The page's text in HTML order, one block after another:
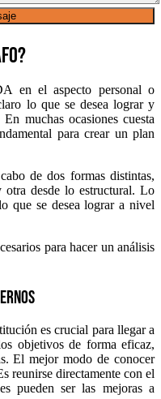
en el aspecto personal o
lo que se desea lograr y
muchas ocasiones cuesta
para crear un plan
de dos formas distintas,
otra desde lo estructural. Lo
que se desea lograr a nivel
para hacer un análisis
es crucial para llegar a
objetivos de forma eficaz,
El mejor modo de conocer
reunirse directamente con el
pueden ser las mejoras a